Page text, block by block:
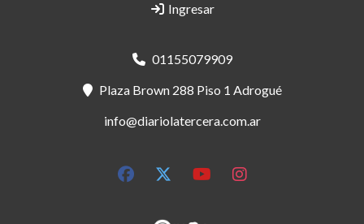
Ingresar
01155079909
Plaza Brown 288 Piso 1 Adrogué
info@diariolatercera.com.ar